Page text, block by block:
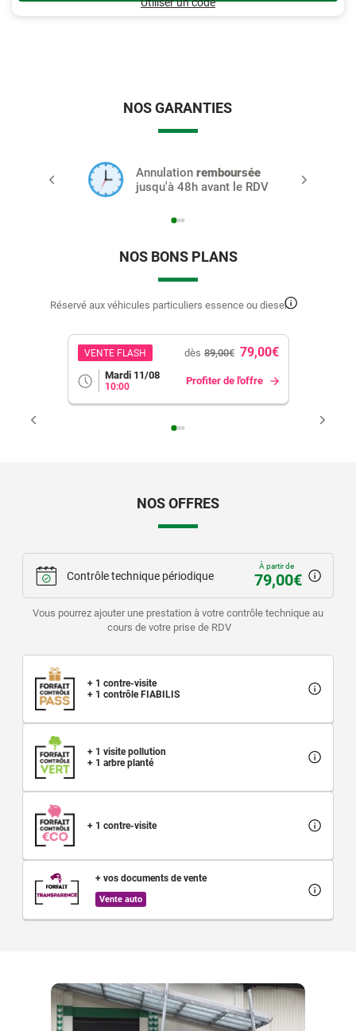
NOS GARANTIES
Annulationremboursée
jusqu'à 48h avant le RDV
NOS BONS PLANS
Réservé aux véhicules particuliers essence ou diesel.
VENTE FLASH dès 89,00€ 79,00€
Mardi 11/08
10:00 Profiter de l'offre
NOS OFFRES
Contrôle technique périodique
À partir de
79,00€
Vous pourrez ajouter une prestation à votre contrôle technique au
cours de votre prise de RDV
+ 1 contre-visite
+ 1 contrôle FIABILIS
+ 1 visite pollution
+ 1 arbre planté
+ 1 contre-visite
+ vos documents de vente
Vente auto